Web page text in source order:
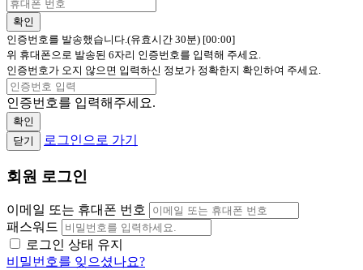
확인
인증번호를 발송했습니다.(유효시간 30분) [00:00]
위 휴대폰으로 발송된 6자리 인증번호를 입력해 주세요.
인증번호가 오지 않으면 입력하신 정보가 정확한지 확인하여 주세요.
인증번호를 입력해주세요.
확인
닫기
로그인으로 가기
회원 로그인
이메일 또는 휴대폰 번호
패스워드
로그인 상태 유지
비밀번호를 잊으셨나요?